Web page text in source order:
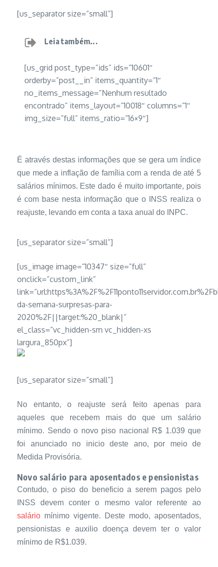
[us_separator size=”small”]
Leia também...
[us_grid post_type=”ids” ids=”10601″
orderby=”post__in” items_quantity=”1″
no_items_message=”Nenhum resultado
encontrado” items_layout=”10018″ columns=”1″
img_size=”full” items_ratio=”16×9″]
É através destas informações que se gera um índice
que mede a inflação de família com a renda de até 5
salários mínimos. Este dado é muito importante, pois
é com base nesta informação que o INSS realiza o
reajuste, levando em conta a taxa anual do INPC.
[us_separator size=”small”]
[us_image image=”10347″ size=”full”
onclick=”custom_link”
da-semana-surpresas-para-
2020%2F||target:%20_blank|”
el_class=”vc_hidden-sm vc_hidden-xs
largura_850px”]
[us_separator size=”small”]
No entanto, o reajuste será feito apenas para
aqueles que recebem mais do que um salário
mínimo. Sendo o novo piso nacional R$ 1.039 que
foi anunciado no inicio deste ano, por meio de
Medida Provisória.
Novo salário para aposentados e pensionistas
Contudo, o piso do beneficio a serem pagos pelo
INSS devem conter o mesmo valor referente ao
salário mínimo vigente. Deste modo, aposentados,
pensionistas e auxilio doença devem ter o valor
mínimo de R$1.039.